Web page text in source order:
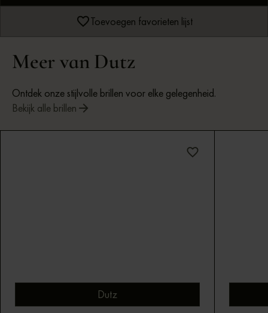
Toevoegen favorieten lijst
Meer van Dutz
Ontdek onze stijlvolle brillen voor elke gelegenheid.
Bekijk alle brillen
Dutz